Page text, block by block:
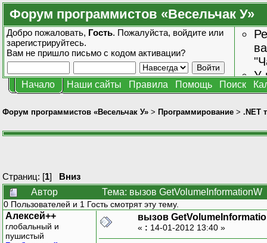
Форум программистов «Весельчак У»
Добро пожаловать, Гость. Пожалуйста, войдите или
зарегистрируйтесь.
Вам не пришло письмо с кодом активации?
У
Начало Наши сайты Правила Помощь Поиск
Форум программистов «Весельчак У» > Программирование > .NET
Страниц: [1] Вниз
Автор
Тема: вызов GetVolumeInformationW
0 Пользователей и 1 Гость смотрят эту тему.
Алексей++
глобальный и
пушистый
вызов
« : 14-01-2012 13:40 »